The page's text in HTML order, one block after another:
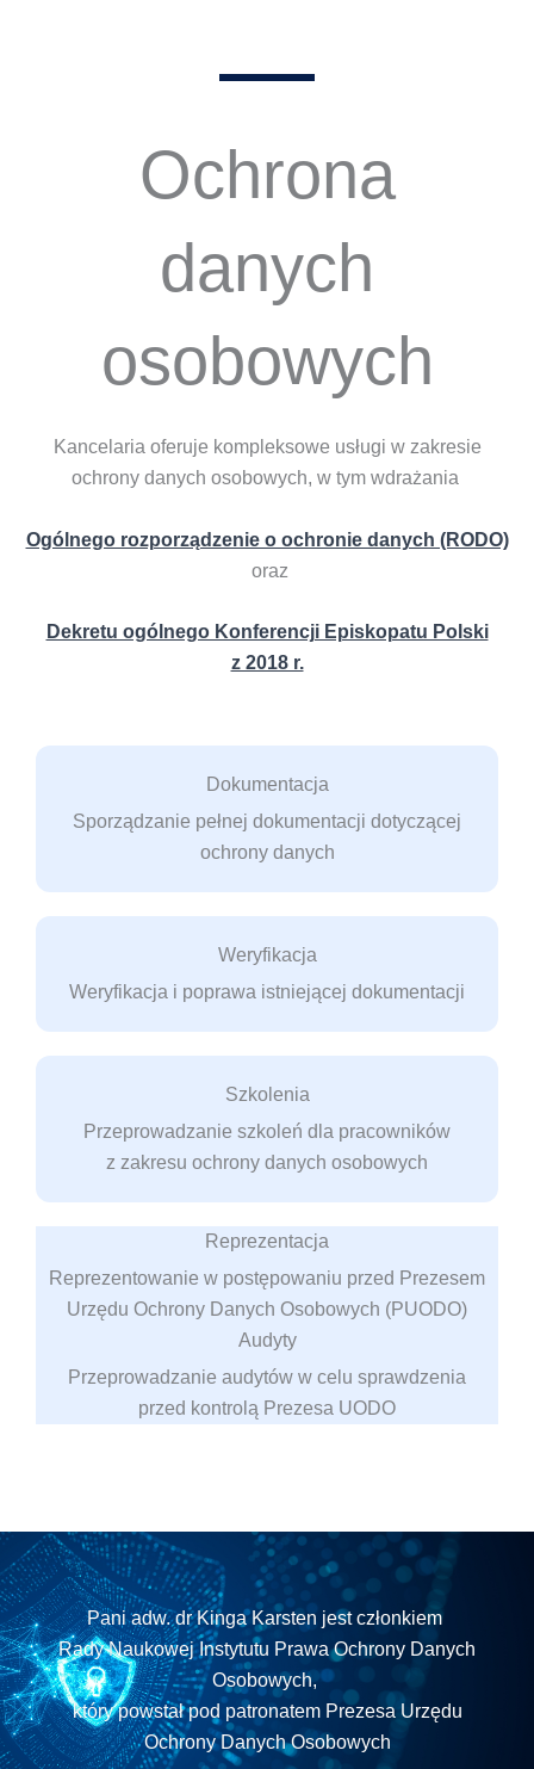
Ochrona
danych
osobowych
Kancelaria oferuje kompleksowe usługi w zakresie
ochrony danych osobowych, w tym wdrażania
Ogólnego rozporządzenie o ochronie danych (RODO)
oraz
Dekretu ogólnego Konferencji Episkopatu Polski
z 2018 r.
Dokumentacja
Sporządzanie pełnej dokumentacji dotyczącej
ochrony danych
Weryfikacja
Weryfikacja i poprawa istniejącej dokumentacji
Szkolenia
Przeprowadzanie szkoleń dla pracowników
z zakresu ochrony danych osobowych
Reprezentacja
Reprezentowanie w postępowaniu przed Prezesem
Urzędu Ochrony Danych Osobowych (PUODO)
Audyty
Przeprowadzanie audytów w celu sprawdzenia
przed kontrolą Prezesa UODO
Pani adw. dr Kinga Karsten jest członkiem
Rady Naukowej Instytutu Prawa Ochrony Danych
Osobowych,
który powstał pod patronatem Prezesa Urzędu
Ochrony Danych Osobowych